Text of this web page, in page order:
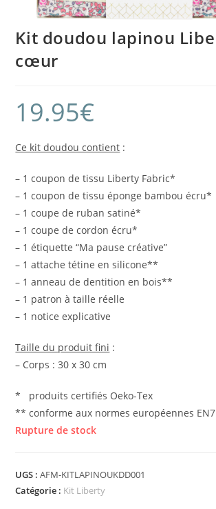
Kit doudou lapinou
cœur
19.95€
Ce kit doudou contient :
– 1 coupon de tissu Liberty Fabric*
– 1 coupon de tissu éponge bambou écru*
– 1 coupe de ruban satiné*
– 1 coupe de cordon écru*
– 1 étiquette “Ma pause créative”
– 1 attache tétine en silicone**
– 1 anneau de dentition en bois**
– 1 patron à taille réelle
– 1 notice explicative
Taille du produit fini :
– Corps : 30 x 30 cm
* produits certifiés Oeko-Tex
** conforme aux normes européennes
Rupture de stock
UGS :AFM-KITLAPINOUKDD001
Catégorie : Kit Liberty